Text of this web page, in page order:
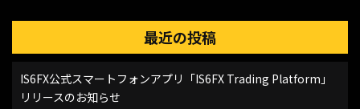
最近の投稿
IS6FX公式スマートフォンアプリ「IS6FX Trading Platform」
リリースのお知らせ